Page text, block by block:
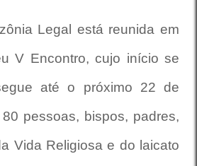
Legal está reunida em
V Encontro, cujo início se
até o próximo 22 de
pessoas, bispos, padres,
Vida Religiosa e do laicato